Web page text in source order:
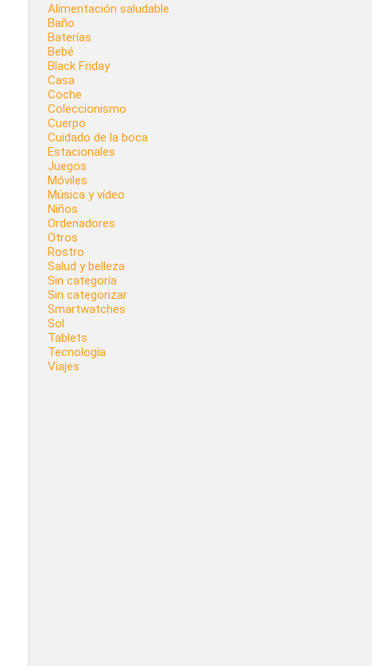
Alimentación saludable
Baño
Baterías
Bebé
Black Friday
Casa
Coche
Coleccionismo
Cuerpo
Cuidado de la boca
Estacionales
Juegos
Móviles
Música y vídeo
Niños
Ordenadores
Otros
Rostro
Salud y belleza
Sin categoría
Sin categorizar
Smartwatches
Sol
Tablets
Tecnología
Viajes